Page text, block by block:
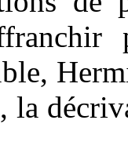
la